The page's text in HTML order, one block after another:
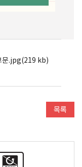
문.jpg(219 kb)